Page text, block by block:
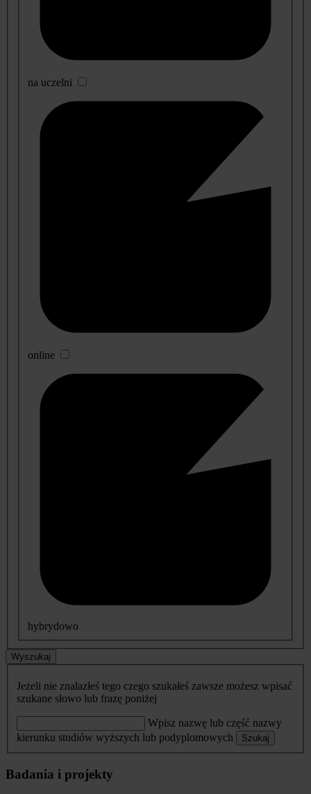
na uczelni
online
hybrydowo
Wyszukaj
Jeżeli nie znalazłeś tego czego szukałeś zawsze możesz wpisać
szukane słowo lub frazę poniżej
Wpisz nazwę lub część nazwy
kierunku studiów wyższych lub podyplomowych
Szukaj
Badania i projekty